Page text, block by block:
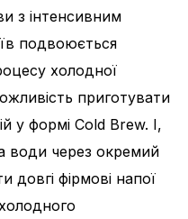
з інтенсивним
подвоюється
холодної
приготувати
у формі Cold Brew. І,
води через окремий
довгі фірмові напої